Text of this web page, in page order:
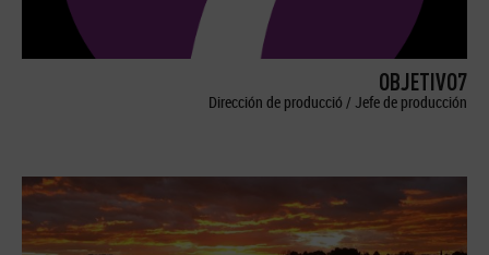
OBJETIVO7
Dirección de producció / Jefe de producción